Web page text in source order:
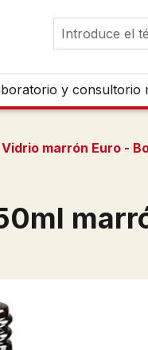
y consultorio
Vidrio marrón Euro -